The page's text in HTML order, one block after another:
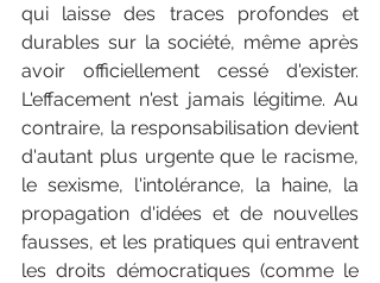
qui laisse des traces profondes et
durables sur la société, même après
avoir officiellement cessé d'exister.
L'effacement n'est jamais légitime. Au
contraire, la responsabilisation devient
d'autant plus urgente que le racisme,
le sexisme, l'intolérance, la haine, la
propagation d'idées et de nouvelles
fausses, et les pratiques qui entravent
les droits démocratiques (comme le